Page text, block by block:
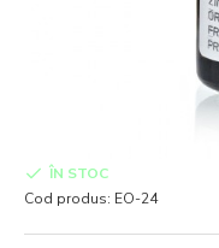
ÎN STOC
Cod produs: EO-24